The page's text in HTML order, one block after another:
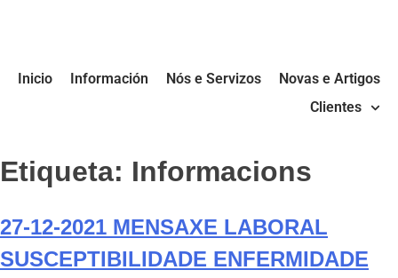
Inicio Información Nós e Servizos
Novas e Artigos
Clientes
Etiqueta: Informacions
27-12-2021 MENSAXE LABORAL
SUSCEPTIBILIDADE ENFERMIDADE